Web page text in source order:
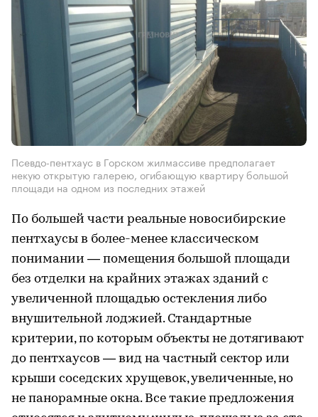
Псевдо-пентхаус в Горском жилмассиве предполагает
некую открытую галерею, огибающую квартиру большой
площади на одном из последних этажей
По большей части реальные новосибирские
пентхаусы в более-менее классическом
понимании — помещения большой площади
без отделки на крайних этажах зданий с
увеличенной площадью остекления либо
внушительной лоджией. Стандартные
критерии, по которым объекты не дотягивают
до пентхаусов — вид на частный сектор или
крыши соседских хрущевок, увеличенные, но
не панорамные окна. Все такие предложения